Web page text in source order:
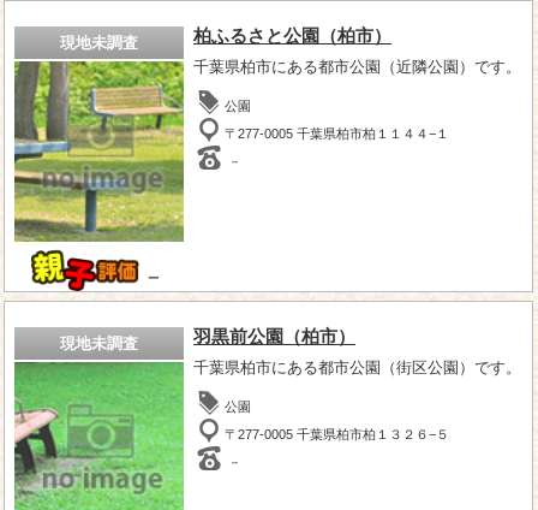
現地未調査
－
柏ふるさと公園（柏市）
千葉県柏市にある都市公園（近隣公園）です。
公園
〒277-0005 千葉県柏市柏１１４４−１
－
現地未調査 羽黒前公園（柏市）
千葉県柏市にある都市公園（街区公園）です。
公園
〒277-0005 千葉県柏市柏１３２６−５
－